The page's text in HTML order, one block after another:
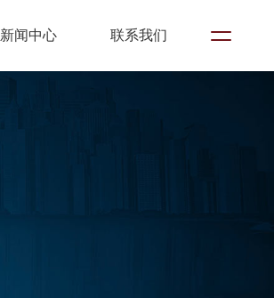
新闻中心 联系我们